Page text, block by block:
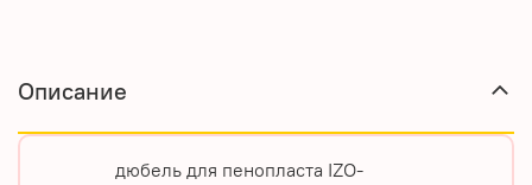
Описание
дюбель для пенопласта IZO-